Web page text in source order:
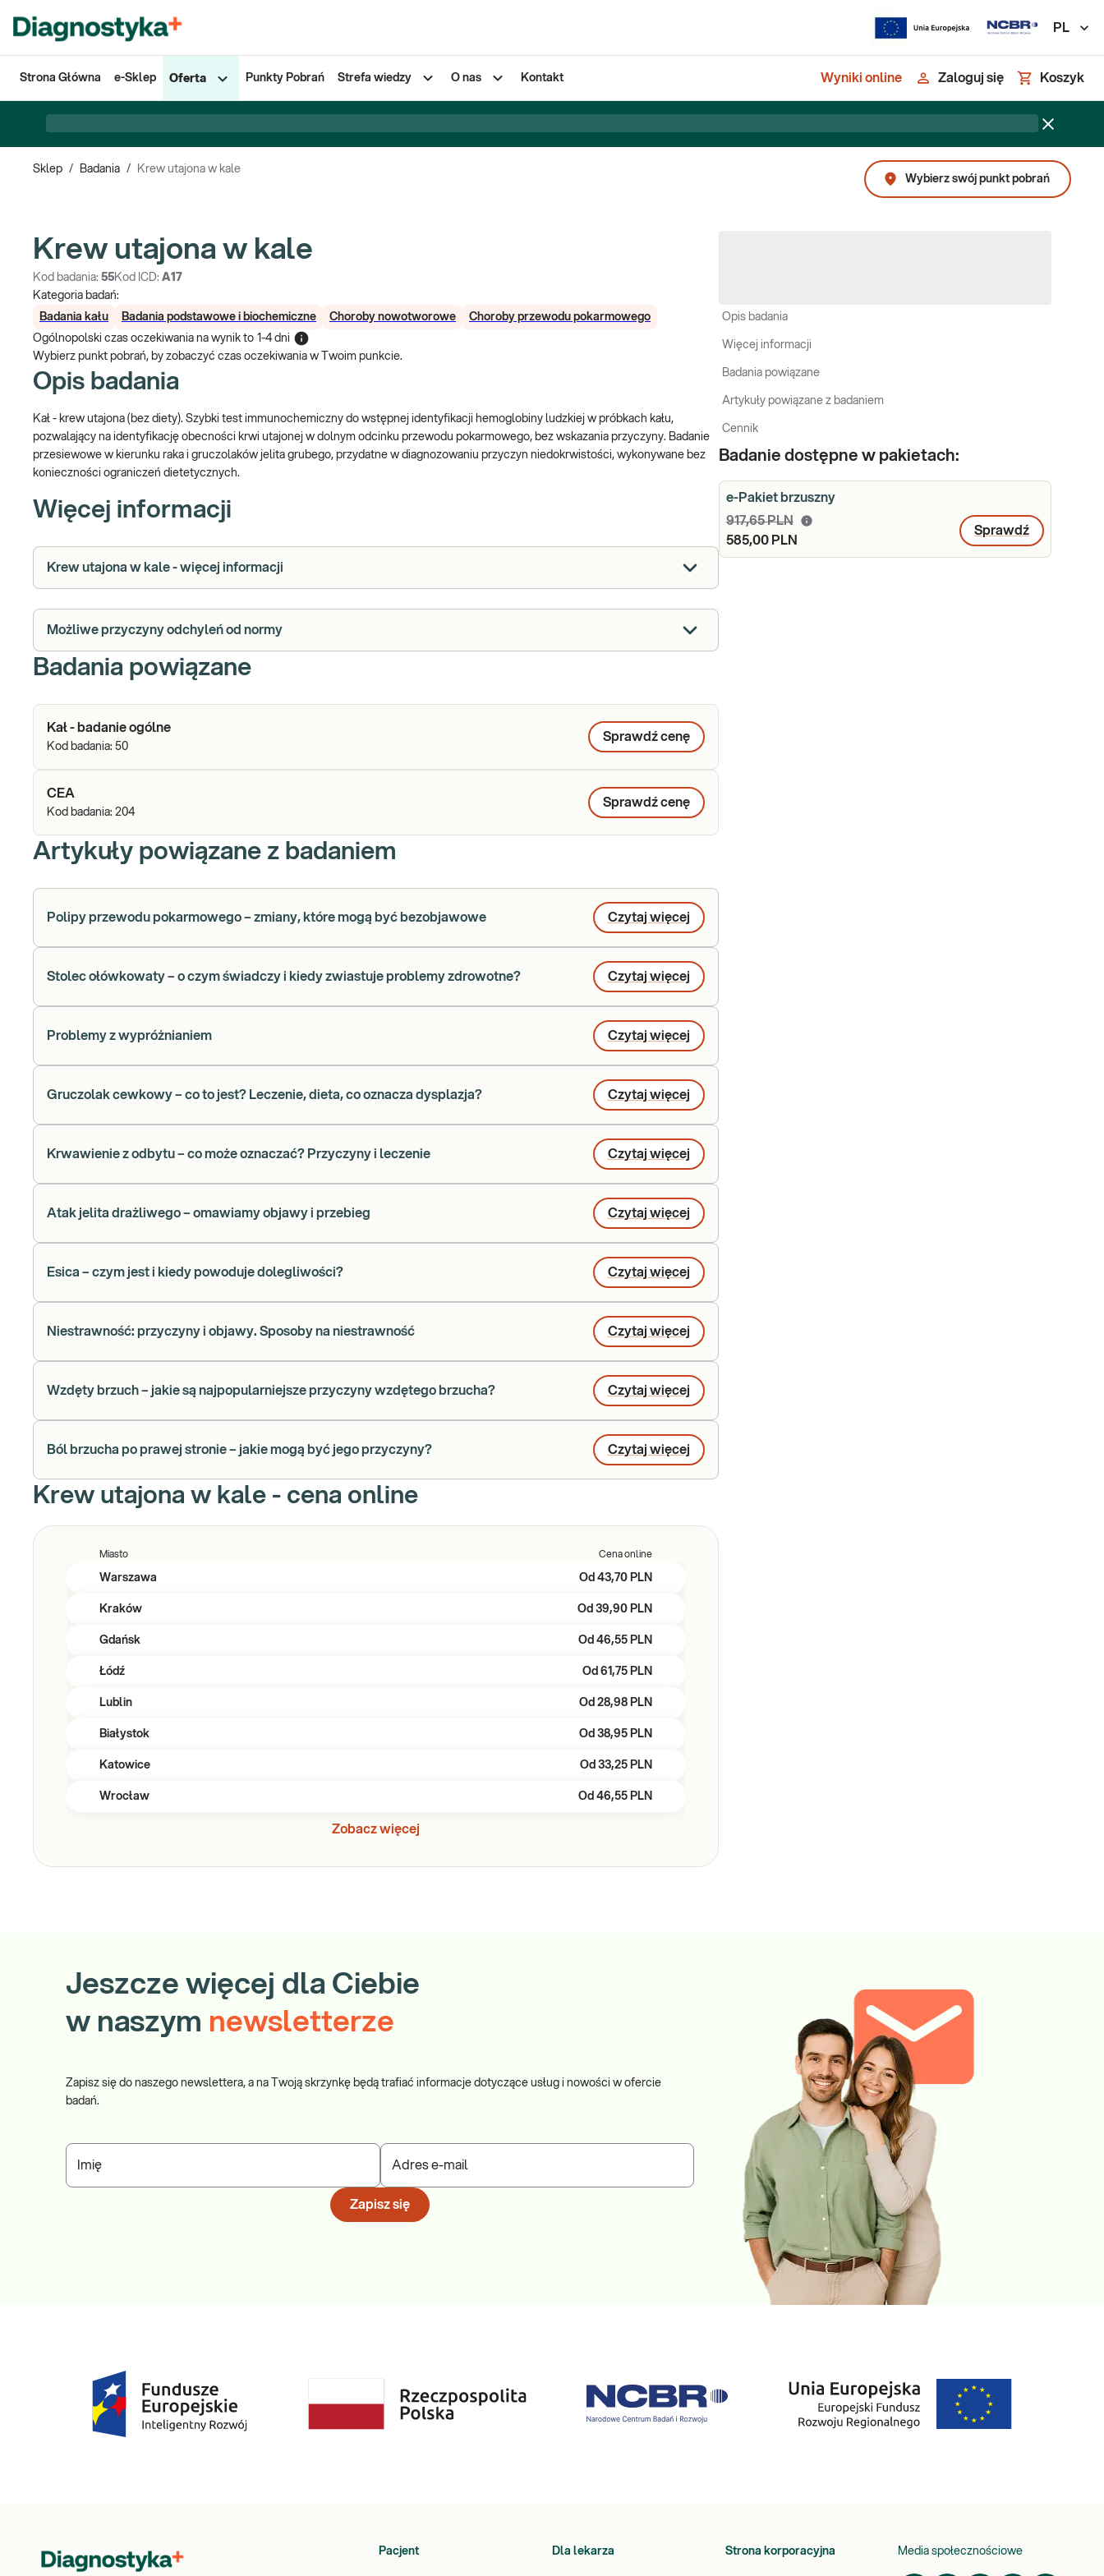
PL
Strona Główna e-Sklep Oferta Punkty Pobrań Strefa wiedzy O nas Kontakt Wyniki online Zaloguj się Koszyk
Sklep / Badania /
Krew utajona w kale
Wybierz swój punkt pobrań
Krew utajona w kale
Kod badania: 55Kod ICD: A17
Kategoria badań:
Badania kału
Badania podstawowe i biochemiczne Choroby nowotworowe
Choroby przewodu pokarmowego
Ogólnopolski czas oczekiwania na wynik to 1-4 dni
Wybierz punkt pobrań, by zobaczyć czas oczekiwania w Twoim punkcie.
Opis badania
Kał - krew utajona (bez diety). Szybki test immunochemiczny do wstępnej identyfikacji hemoglobiny ludzkiej w próbkach kału,
pozwalający na identyfikację obecności krwi utajonej w dolnym odcinku przewodu pokarmowego, bez wskazania przyczyny. Badanie
przesiewowe w kierunku raka i gruczolaków jelita grubego, przydatne w diagnozowaniu przyczyn niedokrwistości, wykonywane bez
konieczności ograniczeń dietetycznych.
Więcej informacji
Krew utajona w kale - więcej informacji
Możliwe przyczyny odchyleń od normy
Badania powiązane
Kał - badanie ogólne
Kod badania: 50
Sprawdź cenę
CEA
Kod badania: 204
Sprawdź cenę
Artykuły powiązane z badaniem
Polipy przewodu pokarmowego – zmiany, które mogą być bezobjawowe Czytaj więcej
Stolec ołówkowaty – o czym świadczy i kiedy zwiastuje problemy zdrowotne? Czytaj więcej
Problemy z wypróżnianiem Czytaj więcej
Gruczolak cewkowy – co to jest? Leczenie, dieta, co oznacza dysplazja? Czytaj więcej
Krwawienie z odbytu – co może oznaczać? Przyczyny i leczenie Czytaj więcej
Atak jelita drażliwego – omawiamy objawy i przebieg Czytaj więcej
Esica – czym jest i kiedy powoduje dolegliwości? Czytaj więcej
Niestrawność: przyczyny i objawy. Sposoby na niestrawność Czytaj więcej
Wzdęty brzuch – jakie są najpopularniejsze przyczyny wzdętego brzucha? Czytaj więcej
Ból brzucha po prawej stronie – jakie mogą być jego przyczyny? Czytaj więcej
Krew utajona w kale - cena online
Miasto Cena online
Warszawa Od 43,70 PLN
Kraków Od 39,90 PLN
Gdańsk Od 46,55 PLN
Łódź Od 61,75 PLN
Lublin Od 28,98 PLN
Białystok Od 38,95 PLN
Katowice Od 33,25 PLN
Wrocław Od 46,55 PLN
Zobacz więcej
Opis badania
Więcej informacji
Badania powiązane
Artykuły powiązane z badaniem
Cennik
Badanie dostępne w pakietach:
e-Pakiet brzuszny
917,65 PLN
585,00 PLN
Sprawdź
Jeszcze więcej dla Ciebie
w naszym newsletterze
Zapisz się do naszego newslettera, a na Twoją skrzynkę będą trafiać informacje dotyczące usług i nowości w ofercie
badań.
Imię Adres e-mail
Zapisz się
Pacjent Dla lekarza Strona korporacyjna Media społecznościowe